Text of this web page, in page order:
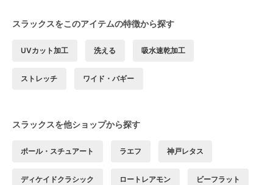
スラックスをこのアイテムの特徴から探す
UVカット加工 洗える 吸水速乾加工
ストレッチ ワイド・バギー
スラックスを他ショップから探す
ポール・スチュアート ラエフ 神戸レタス
ディケイドクラシック ロートレアモン ビーフラット